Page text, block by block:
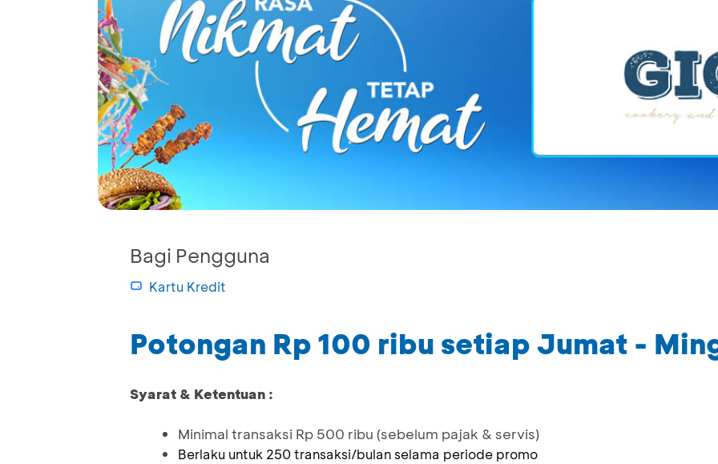
Bagi Pengguna
Kartu Kredit
Potongan Rp 100 ribu setiap Jumat -
Syarat & Ketentuan :
Minimal transaksi Rp 500 ribu (sebelum pajak & servis)
Berlaku untuk 250 transaksi/bulan selama periode promo